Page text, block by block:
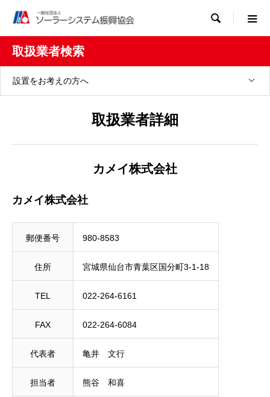

取扱業者検索
設置をお考えの方へ
取扱業者詳細
カメイ株式会社
カメイ株式会社
郵便番号 980-8583
住所 宮城県仙台市青葉区国分町3-1-18
TEL 022-264-6161
FAX 022-264-6084
代表者 亀井 文行
担当者 熊谷 和喜